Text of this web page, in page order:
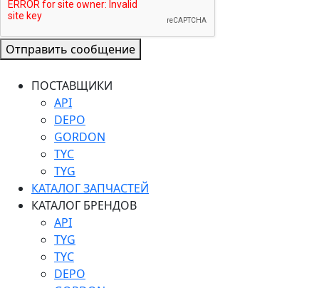
Отправить сообщение
ПОСТАВЩИКИ
API
DEPO
GORDON
TYC
TYG
КАТАЛОГ ЗАПЧАСТЕЙ
КАТАЛОГ БРЕНДОВ
API
TYG
TYC
DEPO